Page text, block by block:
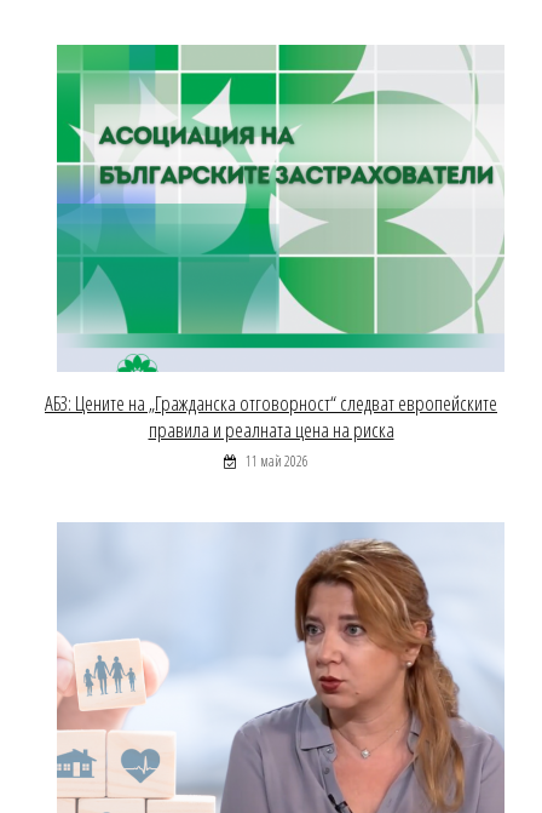
АБЗ: Цените на „Гражданска отговорност“ следват европейските
правила и реалната цена на риска
11 май 2026